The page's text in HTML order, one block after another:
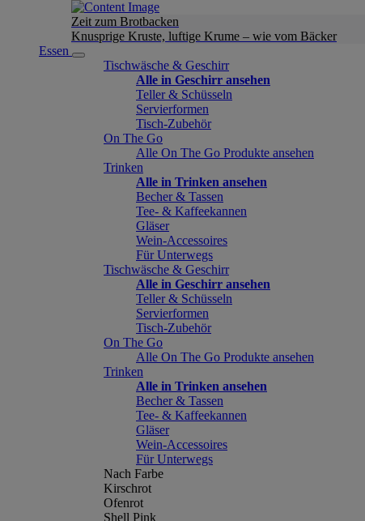
Zeit zum Brotbacken
Knusprige Kruste, luftige Krume – wie vom Bäcker
Essen
Tischwäsche & Geschirr
Alle in Geschirr ansehen
Teller & Schüsseln
Servierformen
Tisch-Zubehör
On The Go
Alle On The Go Produkte ansehen
Trinken
Alle in Trinken ansehen
Becher & Tassen
Tee- & Kaffeekannen
Gläser
Wein-Accessoires
Für Unterwegs
Tischwäsche & Geschirr
Alle in Geschirr ansehen
Teller & Schüsseln
Servierformen
Tisch-Zubehör
On The Go
Alle On The Go Produkte ansehen
Trinken
Alle in Trinken ansehen
Becher & Tassen
Tee- & Kaffeekannen
Gläser
Wein-Accessoires
Für Unterwegs
Nach Farbe
Kirschrot
Ofenrot
Shell Pink